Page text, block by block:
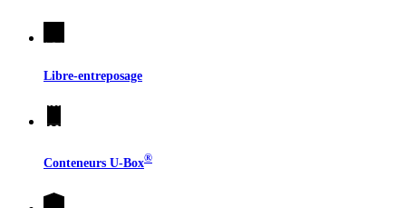
Libre-entreposage
Conteneurs U-Box®